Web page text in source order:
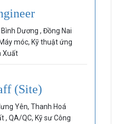
Bình Dương , Đồng Nai
móc, Kỹ thuật ứng
Xuất
(Site)
Yên, Thanh Hoá
, QA/QC, Kỹ sư Công